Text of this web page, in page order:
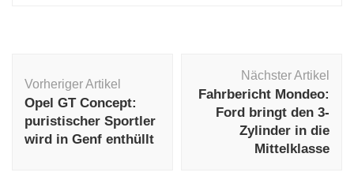
Vorheriger Artikel
Opel GT Concept:
puristischer Sportler
wird in Genf enthüllt
Nächster Artikel
Fahrbericht Mondeo:
Ford bringt den 3-
Zylinder in die
Mittelklasse